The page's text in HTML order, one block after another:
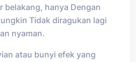
belakang, hanya Dengan
Tidak diragukan lagi
nyaman.
atau bunyi efek yang